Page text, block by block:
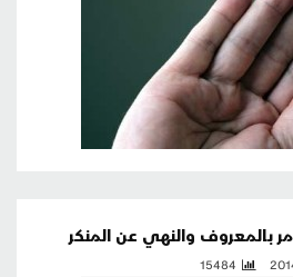
بالمعروف والنهي عن المنكر
15484